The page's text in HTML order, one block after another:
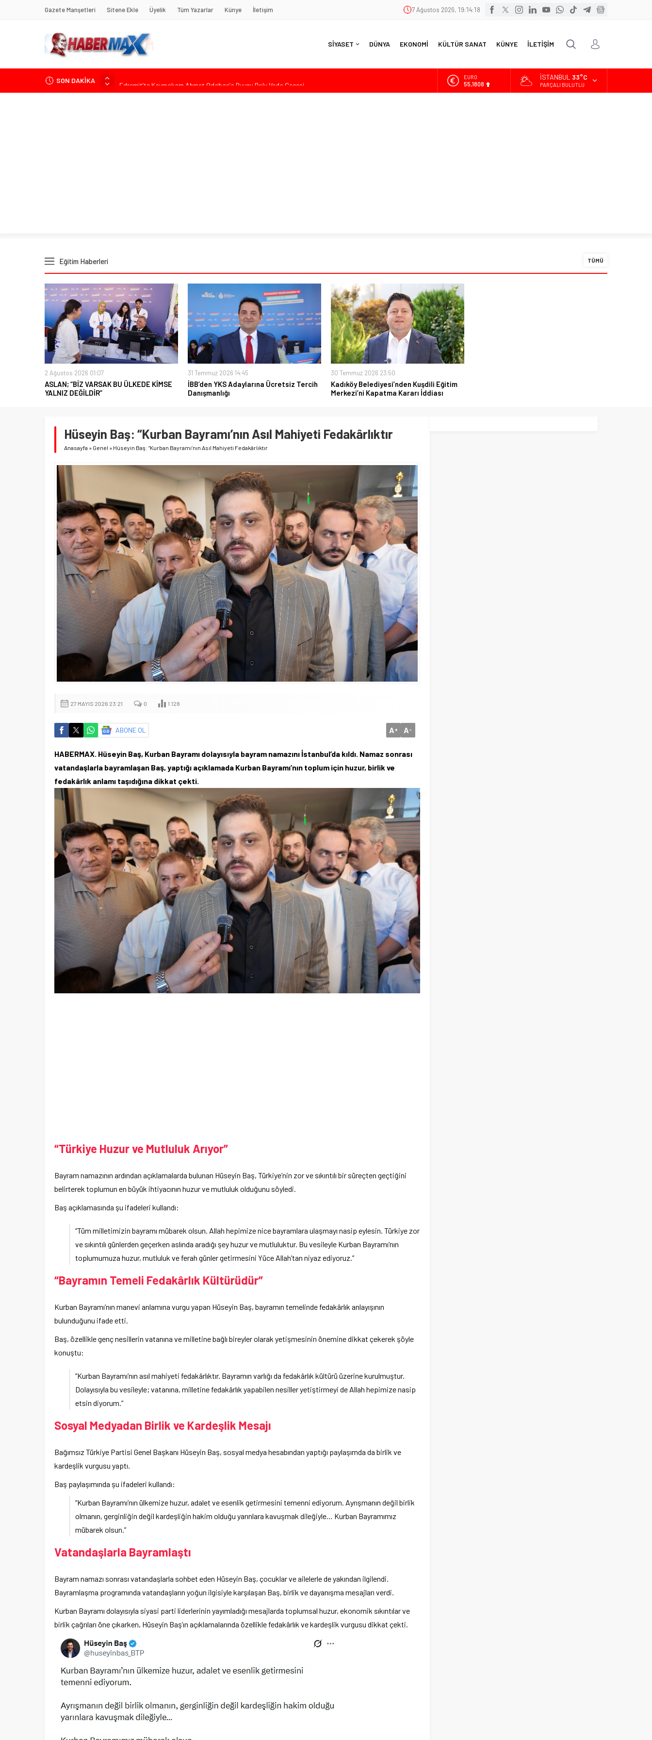
Gazete Manşetleri Sitene Ekle Üyelik Tüm Yazarlar Künye İletişim 7 Ağustos 2026, 19:14:20
SİYASET DÜNYA EKONOMİ KÜLTÜR SANAT KÜNYE İLETİŞİM
SON DAKİKA
Tarihçi Yusuf Halaçoğlu’ndan TBMM’ye Sunulan Yasa Teklifine Sert Eleştiri: “Osmanlı’nın Hukuk Anlayışının
ALTIN
6.662,82
İSTANBUL 33°C
PARÇALI BULUTLU
Eğitim Haberleri TÜMÜ
2 Ağustos 2026 01:07
ASLAN; “BİZ VARSAK BU ÜLKEDE KİMSE
YALNIZ DEĞİLDİR”
31 Temmuz 2026 14:45
İBB’den YKS Adaylarına Ücretsiz Tercih
Danışmanlığı
30 Temmuz 2026 23:50
Kadıköy Belediyesi’nden Kuşdili Eğitim
Merkezi’ni Kapatma Kararı İddiası
Hüseyin Baş: “Kurban Bayramı’nın Asıl Mahiyeti Fedakârlıktır
Anasayfa » Genel » Hüseyin Baş: “Kurban Bayramı’nın Asıl Mahiyeti Fedakârlıktır
27 MAYIS 2026 23:21 0 1.128
ABONE OL A+ A-
HABERMAX. Hüseyin Baş, Kurban Bayramı dolayısıyla bayram namazını İstanbul’da kıldı. Namaz sonrası
vatandaşlarla bayramlaşan Baş, yaptığı açıklamada Kurban Bayramı’nın toplum için huzur, birlik ve
fedakârlık anlamı taşıdığına dikkat çekti.
“Türkiye Huzur ve Mutluluk Arıyor”
Bayram namazının ardından açıklamalarda bulunan Hüseyin Baş, Türkiye’nin zor ve sıkıntılı bir süreçten geçtiğini
belirterek toplumun en büyük ihtiyacının huzur ve mutluluk olduğunu söyledi.
Baş açıklamasında şu ifadeleri kullandı:
“Tüm milletimizin bayramı mübarek olsun. Allah hepimize nice bayramlara ulaşmayı nasip eylesin. Türkiye zor
ve sıkıntılı günlerden geçerken aslında aradığı şey huzur ve mutluluktur. Bu vesileyle Kurban Bayramı’nın
toplumumuza huzur, mutluluk ve ferah günler getirmesini Yüce Allah’tan niyaz ediyoruz.”
“Bayramın Temeli Fedakârlık Kültürüdür”
Kurban Bayramı’nın manevi anlamına vurgu yapan Hüseyin Baş, bayramın temelinde fedakârlık anlayışının
bulunduğunu ifade etti.
Baş, özellikle genç nesillerin vatanına ve milletine bağlı bireyler olarak yetişmesinin önemine dikkat çekerek şöyle
konuştu:
“Kurban Bayramı’nın asıl mahiyeti fedakârlıktır. Bayramın varlığı da fedakârlık kültürü üzerine kurulmuştur.
Dolayısıyla bu vesileyle; vatanına, milletine fedakârlık yapabilen nesiller yetiştirmeyi de Allah hepimize nasip
etsin diyorum.”
Sosyal Medyadan Birlik ve Kardeşlik Mesajı
Bağımsız Türkiye Partisi Genel Başkanı Hüseyin Baş, sosyal medya hesabından yaptığı paylaşımda da birlik ve
kardeşlik vurgusu yaptı.
Baş paylaşımında şu ifadeleri kullandı:
“Kurban Bayramı’nın ülkemize huzur, adalet ve esenlik getirmesini temenni ediyorum. Ayrışmanın değil birlik
olmanın, gerginliğin değil kardeşliğin hakim olduğu yarınlara kavuşmak dileğiyle… Kurban Bayramımız
mübarek olsun.”
Vatandaşlarla Bayramlaştı
Bayram namazı sonrası vatandaşlarla sohbet eden Hüseyin Baş, çocuklar ve ailelerle de yakından ilgilendi.
Bayramlaşma programında vatandaşların yoğun ilgisiyle karşılaşan Baş, birlik ve dayanışma mesajları verdi.
Kurban Bayramı dolayısıyla siyasi parti liderlerinin yayımladığı mesajlarda toplumsal huzur, ekonomik sıkıntılar ve
birlik çağrıları öne çıkarken, Hüseyin Baş’ın açıklamalarında özellikle fedakârlık ve kardeşlik vurgusu dikkat çekti.